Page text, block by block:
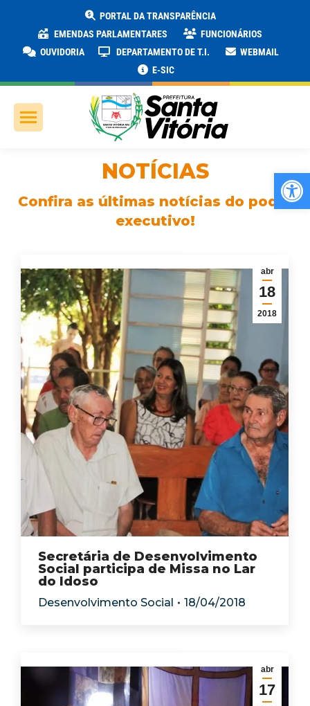
PORTAL DA TRANSPARÊNCIA
EMENDAS PARLAMENTARES
FUNCIONÁRIOS
OUVIDORIA
DEPARTAMENTO DE T.I.
WEBMAIL
E-SIC
NOTÍCIAS
Confira as últimas notícias do poder
executivo!
abr
18
2018
Secretária de Desenvolvimento
Social participa de Missa no Lar
do Idoso
Desenvolvimento Social 18/04/2018
abr
17